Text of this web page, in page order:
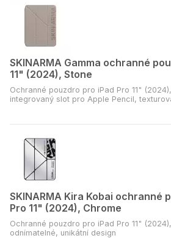
SKINARMA Gamma ochranné
11" (2024), Stone
Ochranné pouzdro pro iPad Pro 11"
integrovaný slot pro Apple Pencil,
SKINARMA Kira Kobai ochranné
Pro 11" (2024), Chrome
Ochranné pouzdro pro iPad Pro 11"
odnímatelné, unikátní design